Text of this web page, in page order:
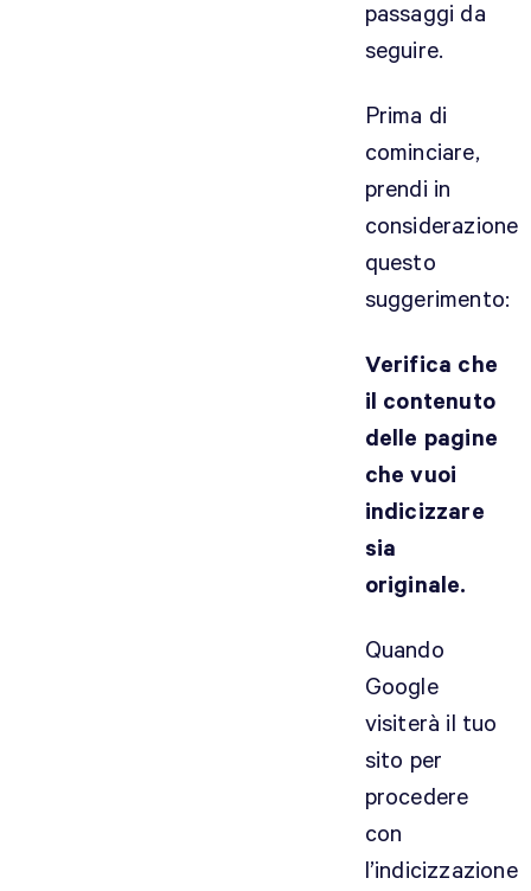
passaggi da
seguire.
Prima di
cominciare,
prendi in
considerazione
questo
suggerimento:
Verifica che
il contenuto
delle pagine
che vuoi
indicizzare
sia
originale.
Quando
Google
visiterà il tuo
sito per
procedere
con
l’indicizzazione